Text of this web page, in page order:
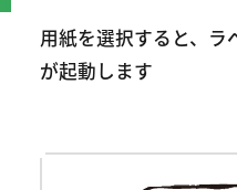
用紙を選択すると、
が起動します